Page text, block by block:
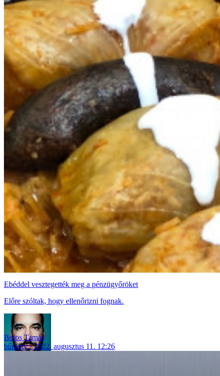
Ebéddel vesztegették meg a pénzügyőröket
Előre szóltak, hogy ellenőrizni fognak.
Botos Tamás
bűnügy
2022. augusztus 11. 12:26